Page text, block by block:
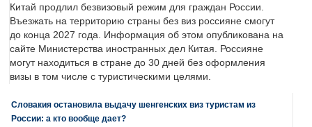
Китай продлил безвизовый режим для граждан России.
Въезжать на территорию страны без виз россияне смогут
до конца 2027 года. Информация об этом опубликована на
сайте Министерства иностранных дел Китая. Россияне
могут находиться в стране до 30 дней без оформления
визы в том числе с туристическими целями.
Словакия остановила выдачу шенгенских виз туристам из
России: а кто вообще дает?